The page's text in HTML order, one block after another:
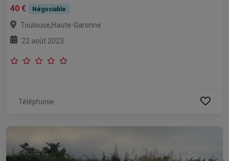
40 €
Négociable
Toulouse,Haute-Garonne
22 août 2023
Téléphonie